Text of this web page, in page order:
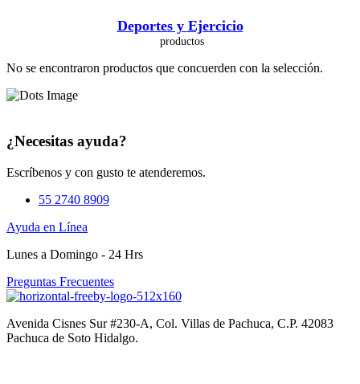
Deportes y Ejercicio
No se encontraron productos que concuerden con la selección.
¿Necesitas ayuda?
Escríbenos y con gusto te atenderemos.
55 2740 8909
Ayuda en Línea
Lunes a Domingo - 24 Hrs
Preguntas Frecuentes
Avenida Cisnes Sur #230-A, Col. Villas de Pachuca, C.P. 42083
Pachuca de Soto Hidalgo.